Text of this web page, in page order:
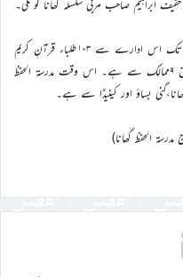
ابراہیم صاحب مربی سلسلہ گھانا کو ملی۔
مدرسۃ الحفظ کے آغاز یکم مارچ ۲۰۰۵ءسے اب تک اس ادارے سے ۱۰۳طلباء قرآنِ کریم
حفظ کرنے کی سعادت حاصل کر چکے ہیں جن کا تعلق ۹ممالک سے ہے۔ اس وقت مدرسۃ الحفظ
الحفظ گھانا)